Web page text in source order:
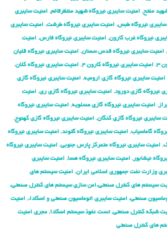
مفتح, امنیت سایبری نیروگاه شهید منتظرقائم, امنیت سایبری
نیروگاه طبس, امنیت سایبری نیروگاه طرشت, امنیت سایبری
نیروگاه غرب کارون, امنیت سایبری نیروگاه فارس, امنیت
, امنیت سایبری نیروگاه قدس سمنان, امنیت سایبری نیروگاه قلیان
۳ , امنیت سایبری نیروگاه کارون ۴ , امنیت سایبری نیروگاه کلان,
امنیت سایبری نیروگاه گازی ارومیه, امنیت سایبری نیروگاه گازی
نیروگاه گازی دورود, امنیت سایبری نیروگاه گازی ری, امنیت
, امنیت سایبری نیروگاه گازی عسلویه, امنیت سایبری نیروگاه
سایبری نیروگاه گازی کنگان, امنیت سایبری نیروگاه گازی کهنوج,
گاماسیاب, امنیت سایبری نیروگاه گتوند, امنیت سایبری نیروگاه
, امنیت سایبری نیروگاه متمرکز پارس جنوبی, امنیت سایبری نیروگاه
نیشابور , امنیت سایبری نیروگاه هسا, امنیت سایبری
وزارت نفت جمهوری اسلامی ایران, امنیت سیستم های
سیستم های کنترل صنعتی،امن سازی سیستم های کنترل صنعتی،
صنعتی، امنیت سایبری اتوماسیون صنعتی و اسکادا،, امنیت
شبکه کنترل صنعتی,تست نفوذ سیستم اسکادا, مجری امنیت
های کنترل صنعتی